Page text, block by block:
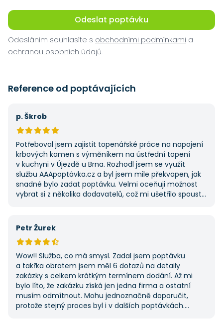
Odeslat poptávku
Odesláním souhlasíte s obchodními podmínkami a
ochranou osobních údajů.
Reference od poptávajících
p. Škrob
Potřeboval jsem zajistit topenářské práce na napojení
krbových kamen s výměníkem na ústřední topení
v kuchyni v Újezdě u Brna. Rozhodl jsem se využít
službu AAApoptávka.cz a byl jsem mile překvapen, jak
snadné bylo zadat poptávku. Velmi oceňuji možnost
vybrat si z několika dodavatelů, což mi ušetřilo spoustu
potřebovat další řemeslné práce.
Petr Žurek
Wow!! Služba, co má smysl. Zadal jsem poptávku
a takřka obratem jsem měl 6 dotazů na detaily
zakázky s celkem krátkým termínem dodání. Až mi
bylo líto, že zakázku získá jen jedna firma a ostatní
musím odmítnout. Mohu jednoznačně doporučit,
protože stejný proces byl i v dalších poptávkách.